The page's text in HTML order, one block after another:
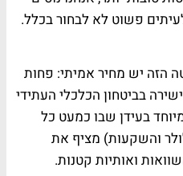
פשוט לא לבחור בכלל.
הזה יש מחיר אמיתי: פחות
בביטחון הכלכלי העתידי
בעידן שבו כמעט כל
והשקעות) מציף את
ואותיות קטנות.